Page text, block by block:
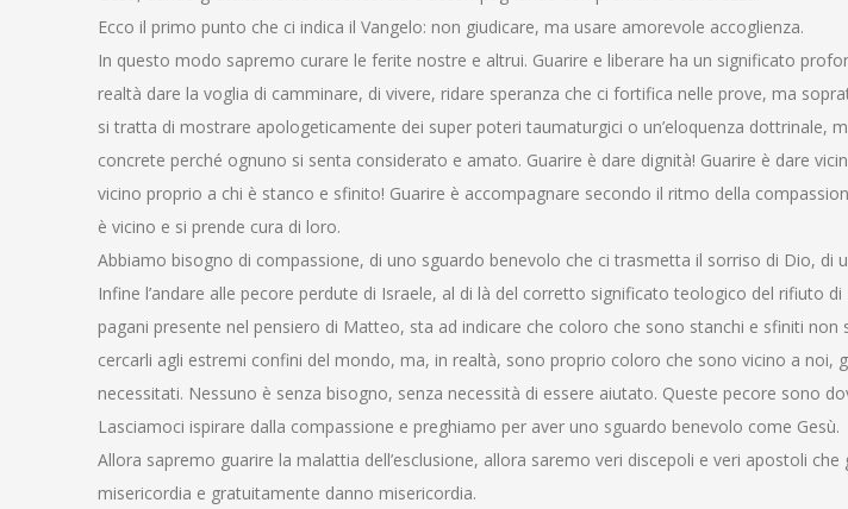
Ecco il primo punto che ci indica il Vangelo: non giudicare, ma usare amorevole accoglienza.
In questo modo sapremo curare le ferite nostre e altrui. Guarire e liberare ha un significato
realtà dare la voglia di camminare, di vivere, ridare speranza che ci fortifica nelle prove, ma
si tratta di mostrare apologeticamente dei super poteri taumaturgici o un’eloquenza dottrinale,
concrete perché ognuno si senta considerato e amato. Guarire è dare dignità! Guarire è dare
vicino proprio a chi è stanco e sfinito! Guarire è accompagnare secondo il ritmo della
è vicino e si prende cura di loro.
Abbiamo bisogno di compassione, di uno sguardo benevolo che ci trasmetta il sorriso di Dio, di
Infine l’andare alle pecore perdute di Israele, al di là del corretto significato teologico del rifiuto di
pagani presente nel pensiero di Matteo, sta ad indicare che coloro che sono stanchi e sfiniti
cercarli agli estremi confini del mondo, ma, in realtà, sono proprio coloro che sono vicino a noi,
necessitati. Nessuno è senza bisogno, senza necessità di essere aiutato. Queste pecore sono
Lasciamoci ispirare dalla compassione e preghiamo per aver uno sguardo benevolo come Gesù.
Allora sapremo guarire la malattia dell’esclusione, allora saremo veri discepoli e veri apostoli
misericordia e gratuitamente danno misericordia.